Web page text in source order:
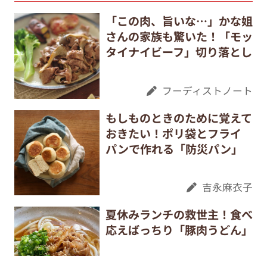
「この肉、旨いな…」かな姐
さんの家族も驚いた！「モッ
タイナイビーフ」切り落とし
フーディストノート
もしものときのために覚えて
おきたい！ポリ袋とフライ
パンで作れる「防災パン」
吉永麻衣子
夏休みランチの救世主！食べ
応えばっちり「豚肉うどん」